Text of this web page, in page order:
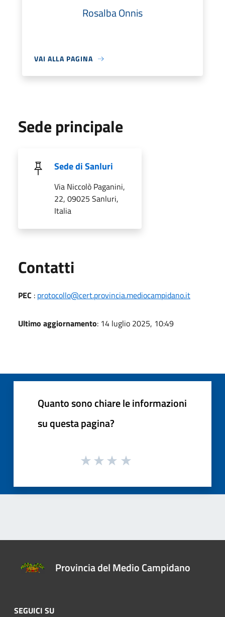
Rosalba Onnis
VAI ALLA PAGINA
Sede principale
Sede di Sanluri
Via Niccolò Paganini,
22, 09025 Sanluri,
Italia
Contatti
PEC : protocollo@cert.provincia.mediocampidano.it
Ultimo aggiornamento: 14 luglio 2025, 10:49
Quanto sono chiare le informazioni
su questa pagina?
Provincia del Medio Campidano
SEGUICI SU